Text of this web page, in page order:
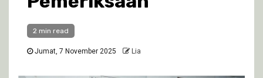
2 min read
Jumat, 7 November 2025 Lia